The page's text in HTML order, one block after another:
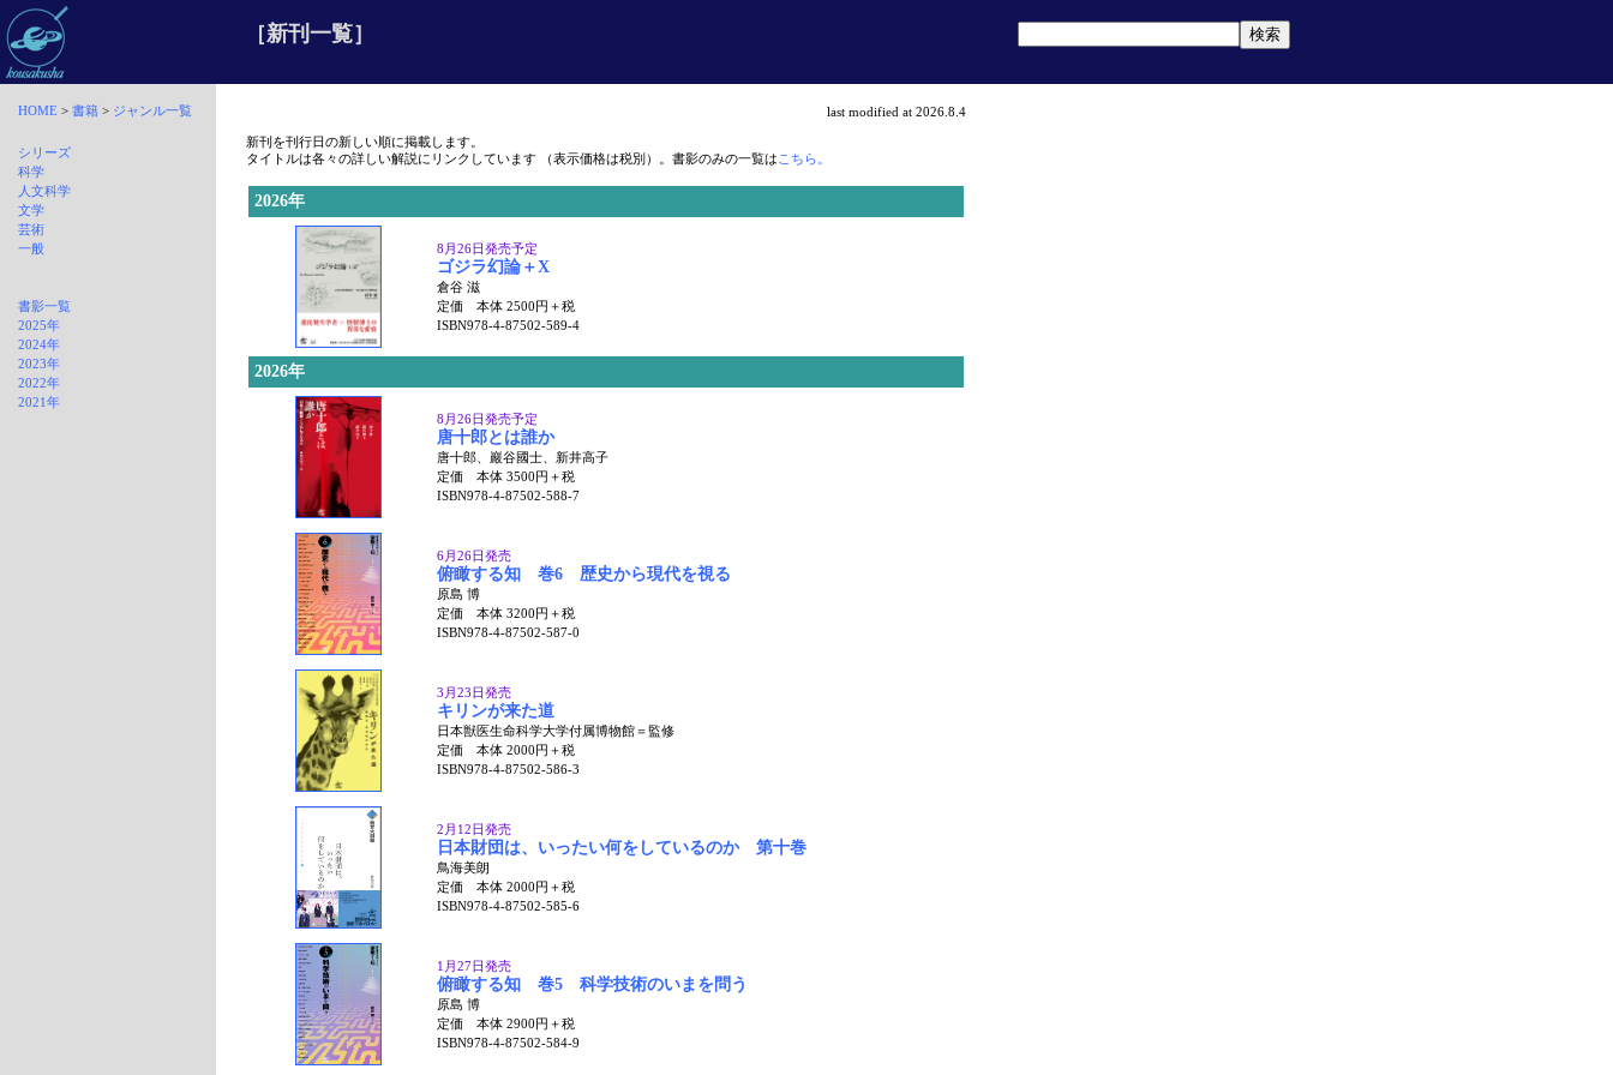
［新刊一覧］
HOME > 書籍 > ジャンル一覧
シリーズ
科学
人文科学
文学
芸術
一般
書影一覧
2025年
2024年
2023年
2022年
2021年
last modified at 2026.8.4
新刊を刊行日の新しい順に掲載します。
タイトルは各々の詳しい解説にリンクしています （表示価格は税別）。書影のみの一覧は こちら。
2026年
8月26日発売予定
ゴジラ幻論＋X
倉谷 滋
定価 本体 2500円＋税
ISBN978-4-87502-589-4
2026年
8月26日発売予定
唐十郎とは誰か
唐十郎、巖谷國士、新井高子
定価 本体 3500円＋税
ISBN978-4-87502-588-7
6月26日発売
俯瞰する知 巻6 歴史から現代を視る
原島 博
定価 本体 3200円＋税
ISBN978-4-87502-587-0
3月23日発売
キリンが来た道
日本獣医生命科学大学付属博物館＝監修
定価 本体 2000円＋税
ISBN978-4-87502-586-3
2月12日発売
日本財団は、いったい何をしているのか 第十巻
鳥海美朗
定価 本体 2000円＋税
ISBN978-4-87502-585-6
1月27日発売
俯瞰する知 巻5 科学技術のいまを問う
原島 博
定価 本体 2900円＋税
ISBN978-4-87502-584-9